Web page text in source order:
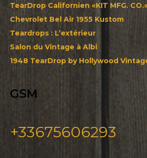
TearDrop Californien «KIT MFG.
Chevrolet Bel Air 1955 Kustom
Teardrops : L’extérieur
Salon du Vintage à Albi
1948 TearDrop by Hollywood
GSM
+33675606293